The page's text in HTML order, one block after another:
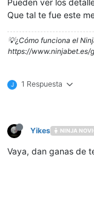
Que tal te fue este
💡¿Cómo funciona el
https://www.ninjabet.es/
J 1 Respuesta
Yikes NINJA
Vaya, dan ganas de